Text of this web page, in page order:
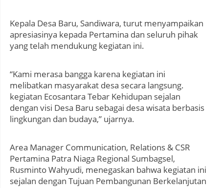
Kepala Desa Baru, Sandiwara, turut menyampaikan
apresiasinya kepada Pertamina dan seluruh pihak
yang telah mendukung kegiatan ini.
“Kami merasa bangga karena kegiatan ini
melibatkan masyarakat desa secara langsung.
kegiatan Ecosantara Tebar Kehidupan sejalan
dengan visi Desa Baru sebagai desa wisata berbasis
lingkungan dan budaya,” ujarnya.
Area Manager Communication, Relations & CSR
Pertamina Patra Niaga Regional Sumbagsel,
Rusminto Wahyudi, menegaskan bahwa kegiatan ini
sejalan dengan Tujuan Pembangunan Berkelanjutan